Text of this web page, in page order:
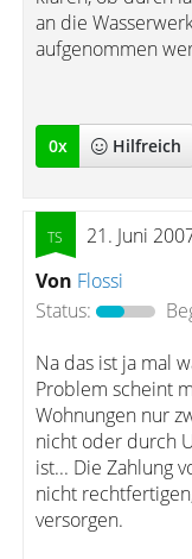
an die
aufgenommen
0x Hilfreich
21. Juni
Von Flossi
Status:
Na das ist ja mal
Problem scheint
Wohnungen nur
nicht oder durch
ist... Die Zahlung
nicht
versorgen.